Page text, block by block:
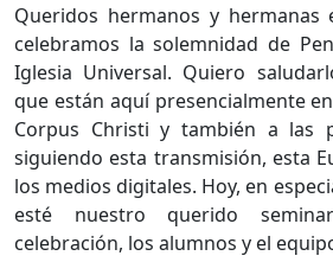
Queridos hermanos y hermanas
celebramos la solemnidad de
Iglesia Universal. Quiero
que están aquí presencialmente
Corpus Christi y también a las
siguiendo esta transmisión, esta
los medios digitales. Hoy, en
esté nuestro querido
celebración, los alumnos y el